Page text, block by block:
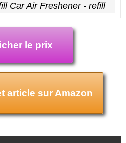
Car Air Freshener - refill
le prix
article sur Amazon